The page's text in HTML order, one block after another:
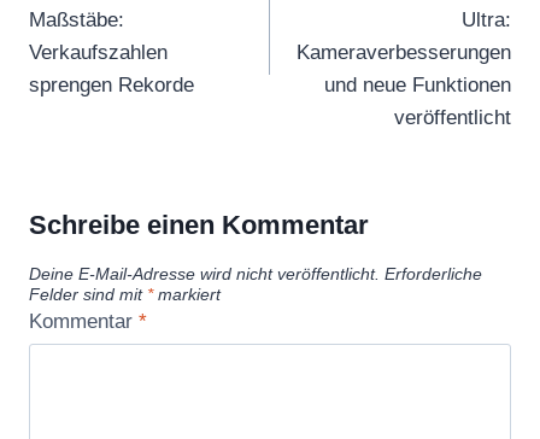
Maßstäbe:
Verkaufszahlen
sprengen Rekorde
Ultra:
Kameraverbesserungen
und neue Funktionen
veröffentlicht
Schreibe einen Kommentar
Deine E-Mail-Adresse wird nicht veröffentlicht. Erforderliche
Felder sind mit *markiert
Kommentar *